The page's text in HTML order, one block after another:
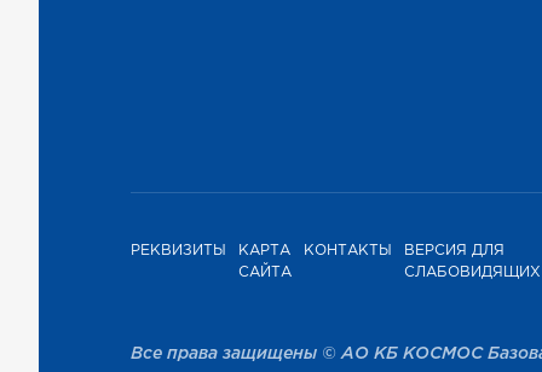
РЕКВИЗИТЫ
КАРТА
САЙТА
КОНТАКТЫ
ВЕРСИЯ ДЛЯ
СЛАБОВИДЯЩИХ
Все права защищены © АО КБ КОСМОС